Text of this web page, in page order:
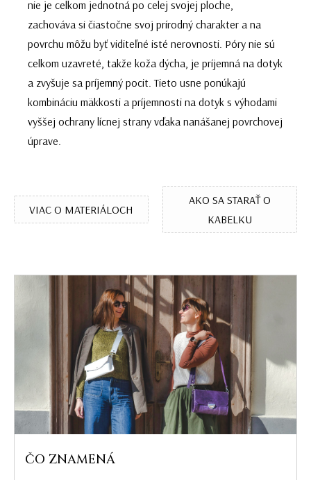
nie je celkom jednotná po celej svojej ploche,
zachováva si čiastočne svoj prírodný charakter a na
povrchu môžu byť viditeľné isté nerovnosti. Póry nie sú
celkom uzavreté, takže koža dýcha, je príjemná na dotyk
a zvyšuje sa príjemný pocit. Tieto usne ponúkajú
kombináciu mäkkosti a príjemnosti na dotyk s výhodami
vyššej ochrany lícnej strany vďaka nanášanej povrchovej
úprave.
VIAC O MATERIÁLOCH
AKO SA STARAŤ O
KABELKU
ČO ZNAMENÁ